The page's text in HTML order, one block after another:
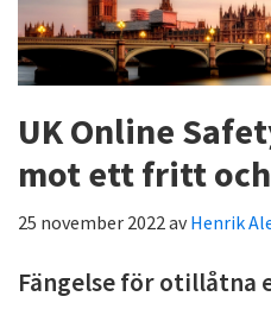
UK Online
mot ett fritt
25 november 2022avHenrik
Fängelse för otillåtna